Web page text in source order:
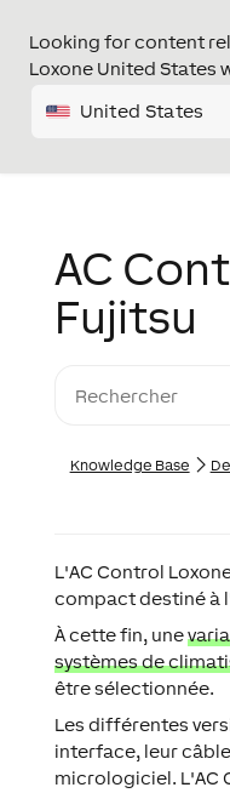
Looking for content
Loxone United States
United States
AC
Fujitsu
Knowledge Base
L'AC Control
compact destiné à
À cette fin, une
systèmes de
être sélectionnée.
Les différentes
interface, leur
micrologiciel. L'AC